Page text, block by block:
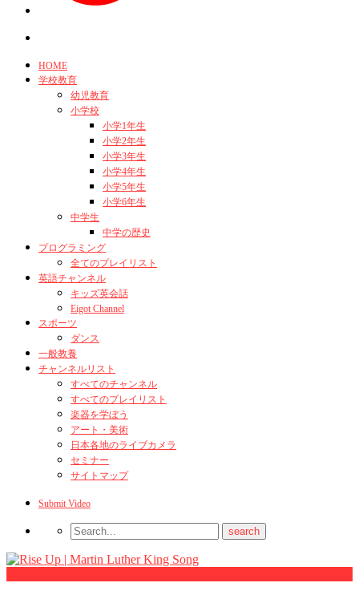
HOME
学校教育
幼児教育
小学校
小学1年生
小学2年生
小学3年生
小学4年生
小学5年生
小学6年生
中学生
中学の歴史
プログラミング
全てのプレイリスト
英語チャンネル
キッズ英会話
Eigot Channel
スポーツ
ダンス
一般教養
チャンネルリスト
すべてのチャンネル
すべてのプレイリスト
楽器を学ぼう
アート・美術
日本各地のライブカメラ
セミナー
サイトマップ
Submit Video